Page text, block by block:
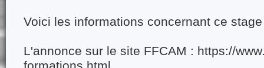
Voici les informations concernant ce
L'annonce sur le site FFCAM : https://